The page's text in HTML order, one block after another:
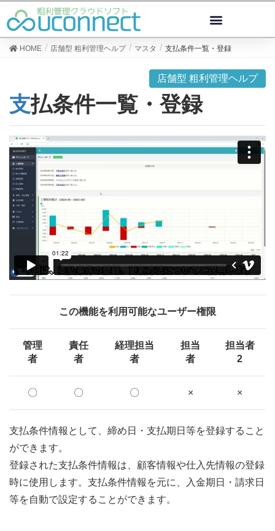
HOME 店舗型 粗利管理ヘルプ マスタ 支払条件一覧・登録
店舗型 粗利管理ヘルプ
支払条件一覧・登録
この機能を利用可能なユーザー権限
管理
者
責任
者
経理担当
者
担当
者
担当者
2
〇 〇 〇 × ×
支払条件情報として、締め日・支払期日等を登録すること
ができます。
登録された支払条件情報は、顧客情報や仕入先情報の登録
時に使用します。支払条件情報を元に、入金期日・請求日
等を自動で設定することができます。